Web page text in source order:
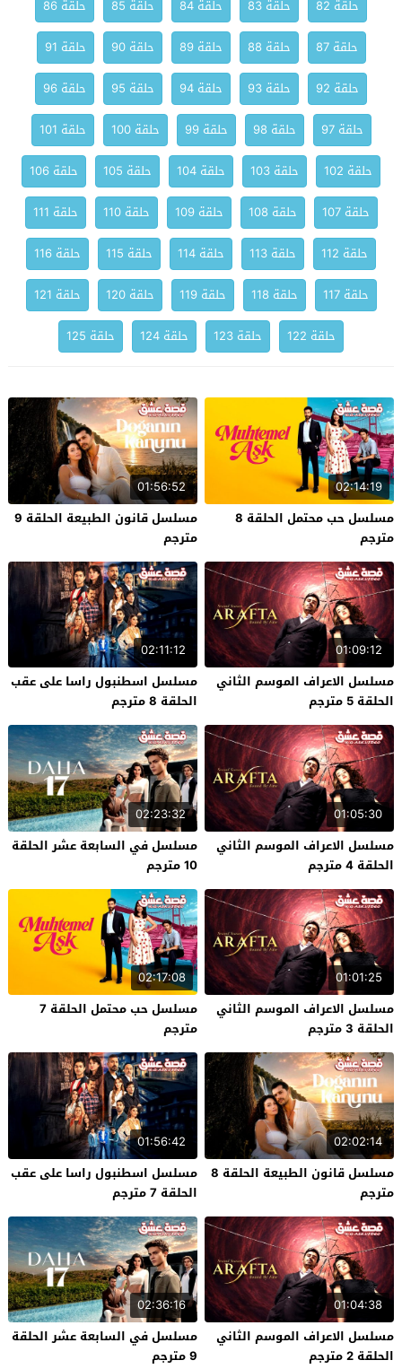
حلقة 82 حلقة 83 حلقة 84 حلقة 85
حلقة 86
حلقة 87
حلقة 88 حلقة 89 حلقة 90
حلقة 91
حلقة 92
حلقة 93 حلقة 94 حلقة 95
حلقة 96
حلقة 97
حلقة 98 حلقة 99 حلقة 100
حلقة 101
حلقة 102
حلقة 103 حلقة 104 حلقة 105
حلقة 106
حلقة 107
حلقة 108 حلقة 109 حلقة 110
حلقة 111
حلقة 112
حلقة 113 حلقة 114 حلقة 115
حلقة 116
حلقة 117
حلقة 118 حلقة 119 حلقة 120
حلقة 121
حلقة 122
حلقة 123 حلقة 124 حلقة 125
02:14:19
مسلسل حب محتمل الحلقة 8
مترجم
01:56:52
مسلسل قانون الطبيعة الحلقة 9
مترجم
01:09:12
مسلسل الاعراف الموسم الثاني
الحلقة 5 مترجم
02:11:12
مسلسل اسطنبول راسا على عقب
الحلقة 8 مترجم
01:05:30
مسلسل الاعراف الموسم الثاني
الحلقة 4 مترجم
02:23:32
مسلسل في السابعة عشر الحلقة
10 مترجم
01:01:25
مسلسل الاعراف الموسم الثاني
الحلقة 3 مترجم
02:17:08
مسلسل حب محتمل الحلقة 7
مترجم
02:02:14
مسلسل قانون الطبيعة الحلقة 8
مترجم
01:56:42
مسلسل اسطنبول راسا على عقب
الحلقة 7 مترجم
01:04:38
مسلسل الاعراف الموسم الثاني
الحلقة 2 مترجم
02:36:16
مسلسل في السابعة عشر الحلقة
9 مترجم